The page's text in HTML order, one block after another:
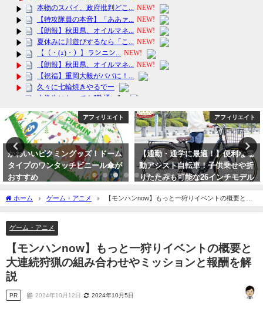
アフィリエイト
かわいいピクミングッズ！ドーム
タイプのワンタッチビニール傘が
おすすめ
アフィリエイト
【通勤・通学に最適！】便利な電
動アシスト自転車！子供乗せや折
りたたみも可能な26インチモデル
が最適な理由！送料無料！
ホーム ゲーム・アニメ
【モンハンnow】もっと一狩りイベントの概要と大
連続狩猟の組み合わせやミッションと報酬を解説
ゲーム・アニメ
【モンハンnow】もっと一狩りイベントの概要と
大連続狩猟の組み合わせやミッションと報酬を解
説
PR 2024年10月12日 2024年10月5日